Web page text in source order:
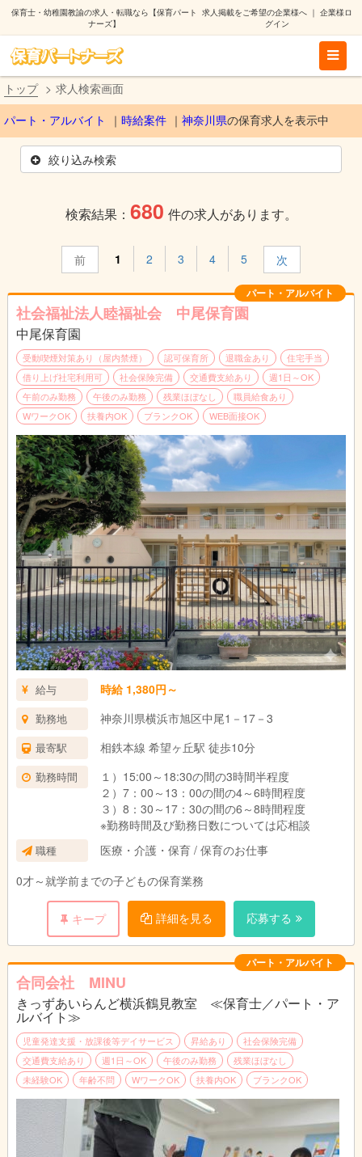
保育士・幼稚園教諭の求人・転職なら【保育パート
ナーズ】
求人掲載をご希望の企業様へ｜ 企業様ロ
グイン
トップ 求人検索画面
パート・アルバイト 時給案件 神奈川県の保育求人を表示中
絞り込み検索
検索結果： 680 件の求人があります。
前 1 2 3 4 5 次
パート・アルバイト
社会福祉法人睦福祉会 中尾保育園
中尾保育園
受動喫煙対策あり（屋内禁煙） 認可保育所 退職金あり
住宅手当
借り上げ社宅利用可
社会保険完備 交通費支給あり
週1日～OK
午前のみ勤務
午後のみ勤務 残業ほぼなし
職員給食あり
WワークOK
扶養内OK ブランクOK WEB面接OK
給与 時給 1,380円～
勤務地 神奈川県横浜市旭区中尾1－17－3
最寄駅 相鉄本線 希望ヶ丘駅 徒歩10分
勤務時間
１）15:00～18:30の間の3時間半程度
２）7：00～13：00の間の4～6時間程度
３）8：30～17：30の間の6～8時間程度
※勤務時間及び勤務日数については応相談
職種
医療・介護・保育 / 保育のお仕事
0才～就学前までの子どもの保育業務
キープ 詳細を見る 応募する
パート・アルバイト
合同会社 MINU
きっずあいらんど横浜鶴見教室 ≪保育士／パート・ア
ルバイト≫
児童発達支援・放課後等デイサービス 昇給あり
社会保険完備
交通費支給あり
週1日～OK 午後のみ勤務
残業ほぼなし
未経験OK
年齢不問 WワークOK 扶養内OK ブランクOK